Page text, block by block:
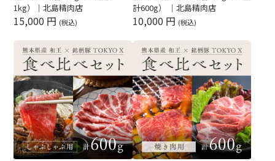
1kg）｜北島精肉店
15,000 円 (税込)
計600g） ｜北島精肉店
10,000 円 (税込)